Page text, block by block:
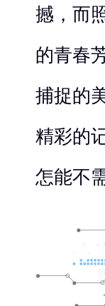
撼，而
的青春
捕捉的
精彩的
怎能不